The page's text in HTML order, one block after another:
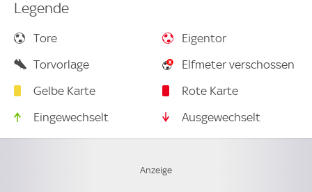
Legende
Tore
Eigentor
Torvorlage
Elfmeter verschossen
Gelbe Karte
Rote Karte
Eingewechselt
Ausgewechselt